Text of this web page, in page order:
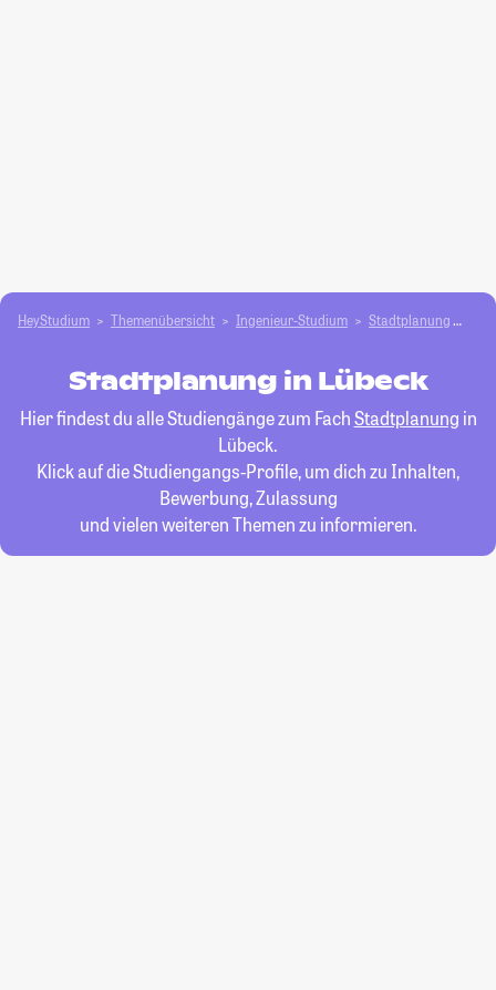
HeyStudium Themenübersicht Ingenieur-Studium Stadtplanung
Stadtplanung in Lübeck
Hier findest du alle Studiengänge zum FachStadtplanung in
Lübeck.
Klick auf die Studiengangs-Profile, um dich zu Inhalten,
Bewerbung, Zulassung
und vielen weiteren Themen zu informieren.